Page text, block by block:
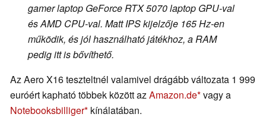
gamer laptop GeForce RTX 5070 laptop GPU-val
és AMD CPU-val. Matt IPS kijelzője 165 Hz-en
működik, és jól használható játékhoz, a RAM
pedig itt is bővíthető.
Az Aero X16 teszteltnél valamivel drágább változata 1 999
euróért kapható többek között azAmazon.de vagy a
Notebooksbilliger kínálatában.